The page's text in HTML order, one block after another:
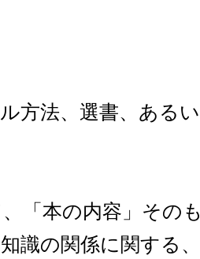
方法、選書、ある
「本の内容」その
識の関係に関する